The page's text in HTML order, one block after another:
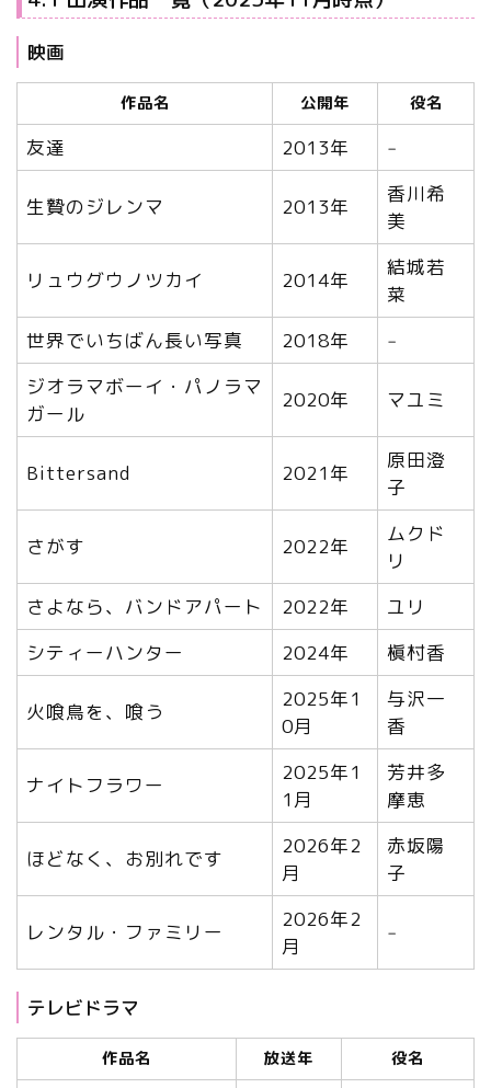
映画
作品名 公開年 役名
友達 2013年 ‒
生贄のジレンマ 2013年
香川希
美
リュウグウノツカイ 2014年
結城若
菜
世界でいちばん長い写真
2018年
‒
ジオラマボーイ・パノラマ
ガール
2020年 マユミ
Bittersand 2021年
原田澄
子
さがす 2022年
ムクド
リ
さよなら、バンドアパート
2022年
ユリ
シティーハンター
2024年 槇村香
火喰鳥を、喰う
2025年1
0月
与沢一
香
ナイトフラワー
2025年1
1月
芳井多
摩恵
ほどなく、お別れです
2026年2
月
赤坂陽
子
レンタル・ファミリー
2026年2
月
‒
テレビドラマ
作品名 放送年 役名